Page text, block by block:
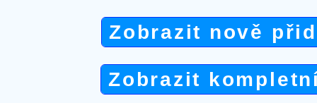
Zobrazit nově
Zobrazit